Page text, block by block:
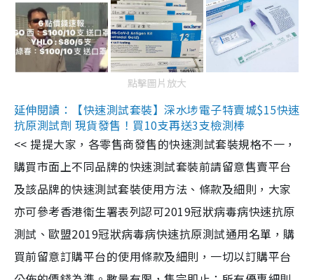
點擊圖片放大
延伸閱讀：【快速測試套裝】深水埗電子特賣城$15快速
抗原測試劑 現貨發售！買10支再送3支檢測棒
<< 提提大家，各零售商發售的快速測試套裝規格不一，
購買市面上不同品牌的快速測試套裝前請留意售賣平台
及該品牌的快速測試套裝使用方法、條款及細則，大家
亦可參考香港衞生署表列認可2019冠狀病毒病快速抗原
測試、歐盟2019冠狀病毒病快速抗原測試通用名單，購
買前留意訂購平台的使用條款及細則，一切以訂購平台